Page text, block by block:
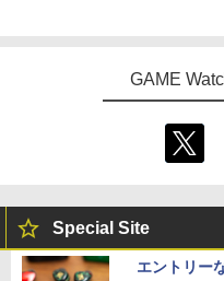
GAME
Special Site
エントリー